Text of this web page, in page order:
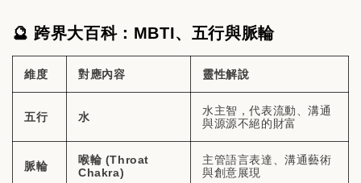
🔮 跨界大百科：MBTI、五行與脈輪
維度 對應內容 靈性解說
五行 水
水主智，代表流動、溝通
與源源不絕的財富
脈輪
喉輪 (Throat
Chakra)
主管語言表達、溝通藝術
與創意展現